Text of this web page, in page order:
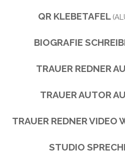
QR KLEBETAFEL
BIOGRAFIE
TRAUER REDNER
TRAUER AUTOR
TRAUER REDNER VIDEO
STUDIO